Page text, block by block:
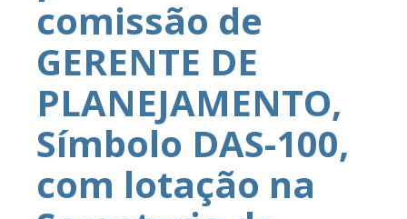
comissão de
GERENTE DE
PLANEJAMENTO,
Símbolo DAS-100,
com lotação na